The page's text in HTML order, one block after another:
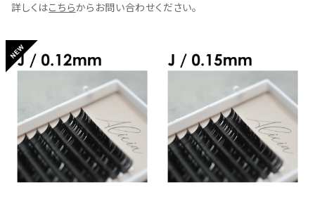
詳しくはこちらからお問い合わせください。